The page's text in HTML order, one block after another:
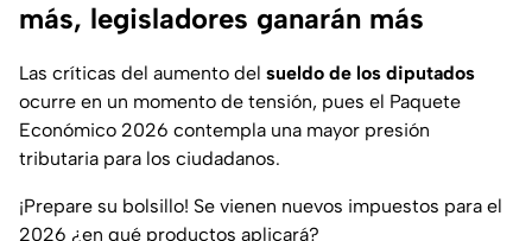
más, legisladores ganarán más
Las críticas del aumento del sueldo de los diputados
ocurre en un momento de tensión, pues el Paquete
Económico 2026 contempla una mayor presión
tributaria para los ciudadanos.
¡Prepare su bolsillo! Se vienen nuevos impuestos para el
2026 ¿en qué productos aplicará?